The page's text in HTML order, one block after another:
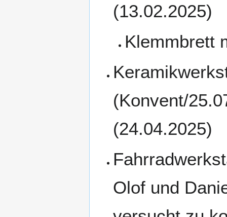
(13.02.2025)
Klemmbrett
(Konvent/
(24.04.2025)
Olof und